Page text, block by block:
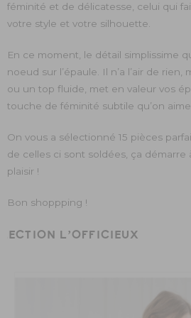
féminité et de délicatesse, celui qui
votre style et votre silhouette.
En ce moment, le détail simplissime
noeud sur l’épaule. Il n’a l’air de
ou un top fluide, met en valeur vos
touche de féminité subtile qu’on
On vous a sélectionné 15 pièces
de celles ci sont soldées, ça démarre
plaisir !
Bon shoppping !
L’OFFICIEUX